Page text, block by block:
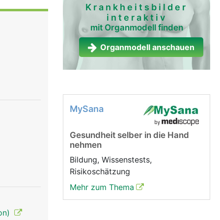
Krankheitsbilder
interaktiv
mit Organmodell finden
Organmodell anschauen
MySana
Gesundheit selber in die Hand
nehmen
Bildung, Wissenstests,
Risikoschätzung
Mehr zum Thema